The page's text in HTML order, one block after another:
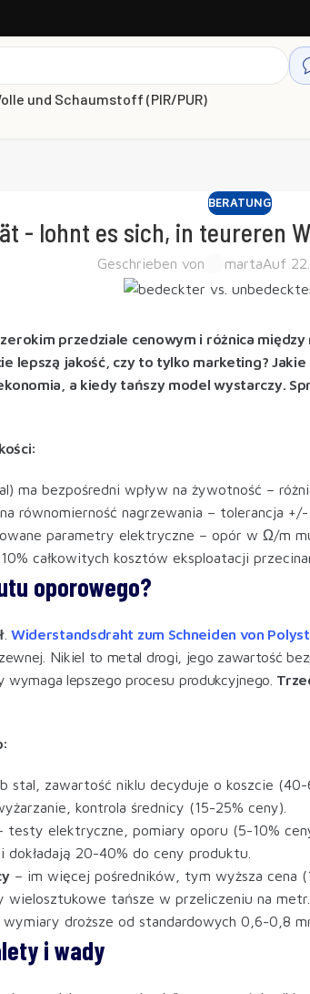
und Schaumstoff (PIR/PUR)
BERATUNG
- lohnt es sich, in teureren
Geschrieben von martaAuf
przedziale cenowym i różnica między
lepszą jakość, czy to tylko marketing?
a kiedy tańszy model wystarczy.
ma bezpośredni wpływ na żywotność –
równomierność nagrzewania – tolerancja
parametry elektryczne – opór w Ω/m
całkowitych kosztów eksploatacji
oporowego?
. Widerstandsdraht zum Schneiden von
Nikiel to metal drogi, jego zawartość
wymaga lepszego procesu produkcyjnego.
stal, zawartość niklu decyduje o koszcie (40-
kontrola średnicy (15-25% ceny).
testy elektryczne, pomiary oporu (5-10%
dokładają 20-40% do ceny produktu.
– im więcej pośredników, tym wyższa cena
tańsze w przeliczeniu na metr.
droższe od standardowych 0,6-0,8
i wady